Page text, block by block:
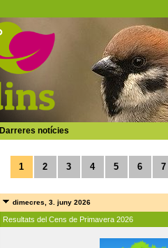
Darreres notícies
1 2 3 4 5 6 7
dimecres, 3. juny 2026
Resultats del Cens de Primavera 2026